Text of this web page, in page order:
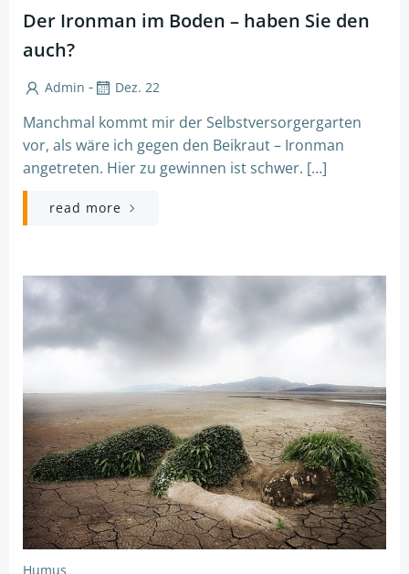
Der Ironman im Boden – haben Sie den
auch?
Admin - Dez. 22
Manchmal kommt mir der Selbstversorgergarten
vor, als wäre ich gegen den Beikraut – Ironman
angetreten. Hier zu gewinnen ist schwer. […]
read more
Humus